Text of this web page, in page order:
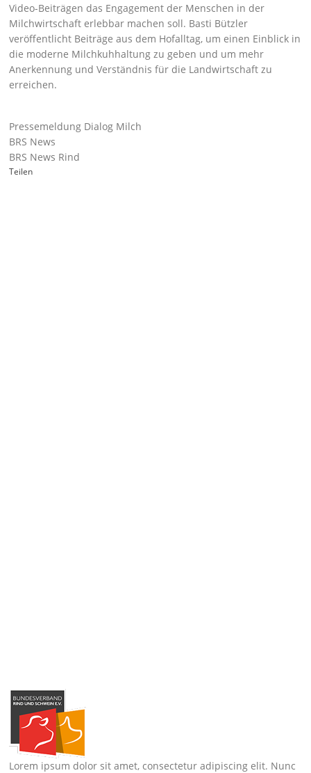
Video-Beiträgen das Engagement der Menschen in der
Milchwirtschaft erlebbar machen soll. Basti Bützler
veröffentlicht Beiträge aus dem Hofalltag, um einen Einblick in
die moderne Milchkuhhaltung zu geben und um mehr
Anerkennung und Verständnis für die Landwirtschaft zu
erreichen.
Pressemeldung Dialog Milch
BRS News
BRS News Rind
Teilen
Lorem ipsum dolor sit amet, consectetur adipiscing elit. Nunc